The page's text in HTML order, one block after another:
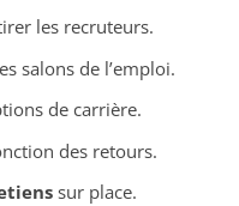
les recruteurs.
salons de l’emploi.
de carrière.
des retours.
sur place.